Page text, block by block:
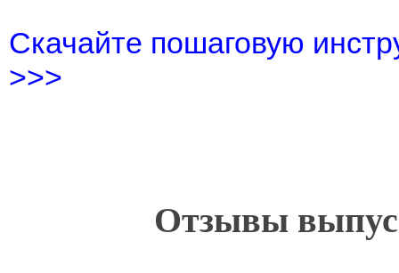
Скачайте пошаговую
>>>
Отзывы